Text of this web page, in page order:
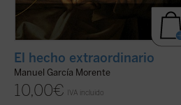
El hecho extraordinario
Manuel García Morente
10,00€ IVA incluido